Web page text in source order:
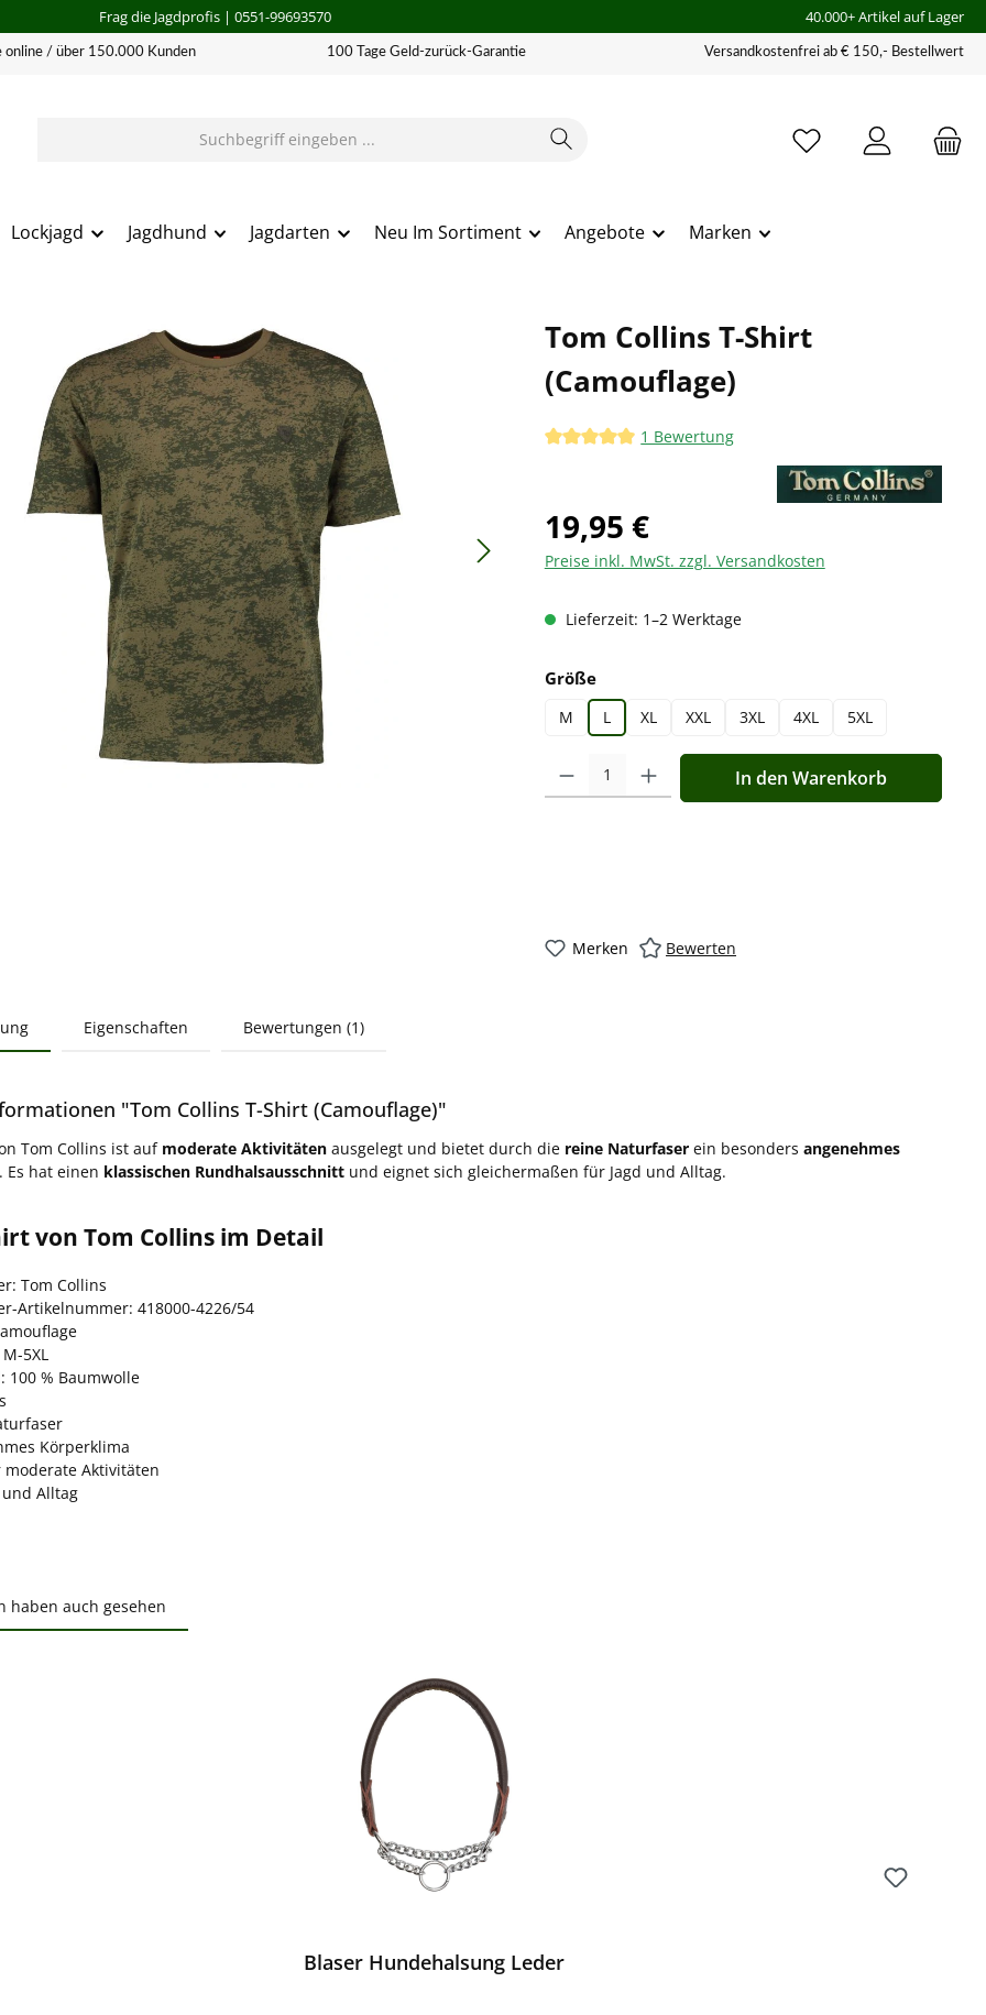
Frag die Jagdprofis| 0551-99693570 40.000+ Artikel auf Lager
online / über 150.000 Kunden 100 Tage Geld-zurück-Garantie Versandkostenfrei ab € 150,- Bestellwert
Lockjagd Jagdhund Jagdarten Neu Im Sortiment Angebote Marken
Tom Collins T-Shirt
(Camouflage)
Durchschnittliche Bewertung von 5 von 5 Sternen
1 Bewertung
19,95 €
Preise inkl. MwSt. zzgl. Versandkosten
Lieferzeit: 1–2 Werktage
Größeauswählen
M L XL XXL 3XL 4XL 5XL
Produkt Anzahl: Gib den gewünschten Wert ein oder
In den Warenkorb
Merken Bewerten
Eigenschaften Bewertungen (1)
"Tom Collins T-Shirt (Camouflage)"
Tom Collins ist auf moderate Aktivitäten ausgelegt und bietet durch die reine Naturfaser ein besonders angenehmes
. Es hat einen klassischen Rundhalsausschnitt und eignet sich gleichermaßen für Jagd und Alltag.
von Tom Collins im Detail
Tom Collins
Artikelnummer: 418000-4226/54
5XL
100 % Baumwolle
Körperklima
moderate Aktivitäten
Alltag
haben auch gesehen
Blaser Hundehalsung Leder